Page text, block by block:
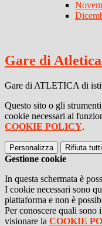
Gare di
Gare di ATLETICA di
Questo sito o gli
cookie necessari al
COOKIE POLICY.
Personalizza Rifiuta tutti
Gestione cookie
In questa schermata è
I cookie necessari sono
piattaforma e non è
Per conoscere quali sono
visionare la COOKIE